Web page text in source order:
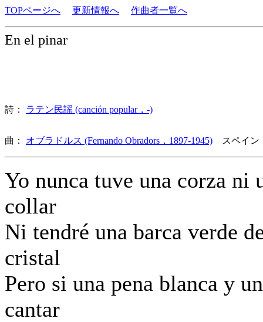
TOPページへ 更新情報へ 作曲者一覧へ
En el pinar
詩： ラテン民謡 (canción popular，-)
曲： オブラドルス (Fernando Obradors，1897-1945) スペイ
Yo nunca tuve una corza ni
collar
Ni tendré una barca verde
cristal
Pero si una pena blanca y un
cantar